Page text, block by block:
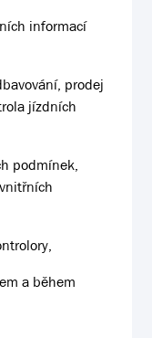
informací
prodej
jízdních
podmínek,
a během